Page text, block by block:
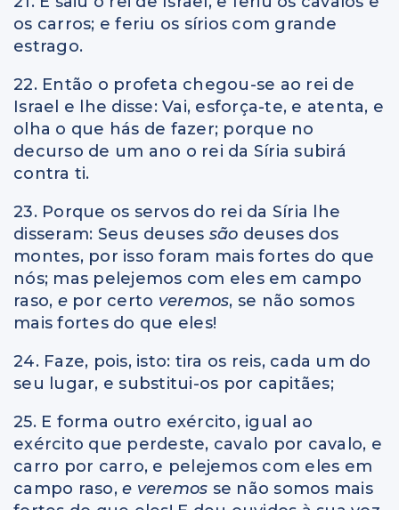
os carros; e feriu os sírios com grande
estrago.
22. Então o profeta chegou-se ao rei de
Israel e lhe disse: Vai, esforça-te, e atenta, e
olha o que hás de fazer; porque no
decurso de um ano o rei da Síria subirá
contra ti.
23. Porque os servos do rei da Síria lhe
disseram: Seus deuses são deuses dos
montes, por isso foram mais fortes do que
nós; mas pelejemos com eles em campo
raso, e por certo veremos, se não somos
mais fortes do que eles!
24. Faze, pois, isto: tira os reis, cada um do
seu lugar, e substitui-os por capitães;
25. E forma outro exército, igual ao
exército que perdeste, cavalo por cavalo, e
carro por carro, e pelejemos com eles em
campo raso, e veremos se não somos mais